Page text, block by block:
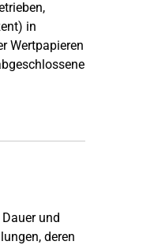
in
Wertpapieren
und
deren